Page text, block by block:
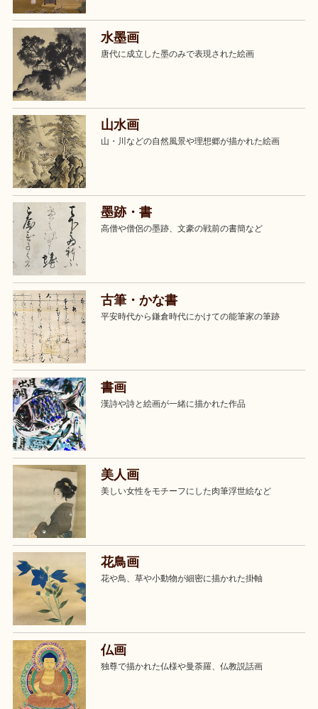
水墨画
唐代に成立した墨のみで表現された絵画
山水画
山・川などの自然風景や理想郷が描かれた絵画
墨跡・書
高僧や僧侶の墨跡、文豪の戦前の書簡など
古筆・かな書
平安時代から鎌倉時代にかけての能筆家の筆跡
書画
漢詩や詩と絵画が一緒に描かれた作品
美人画
美しい女性をモチーフにした肉筆浮世絵など
花鳥画
花や鳥、草や小動物が細密に描かれた掛軸
仏画
独尊で描かれた仏様や曼荼羅、仏教説話画